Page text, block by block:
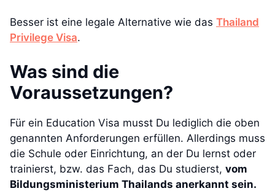
Besser ist eine legale Alternative wie das Thailand
Privilege Visa.
Was sind die
Voraussetzungen?
Für ein Education Visa musst Du lediglich die oben
genannten Anforderungen erfüllen. Allerdings muss
die Schule oder Einrichtung, an der Du lernst oder
trainierst, bzw. das Fach, das Du studierst, vom
Bildungsministerium Thailands anerkannt sein.